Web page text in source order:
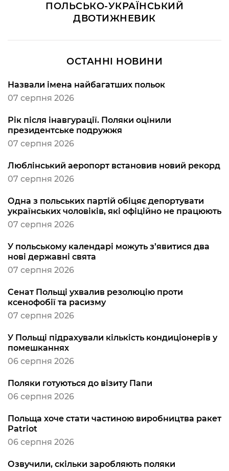
ПОЛЬСЬКО-УКРАЇНСЬКИЙ
ДВОТИЖНЕВИК
ОСТАННІ НОВИНИ
Назвали імена найбагатших польок
07 серпня 2026
Рік після інавгурації. Поляки оцінили
президентське подружжя
07 серпня 2026
Люблінський аеропорт встановив новий рекорд
07 серпня 2026
Одна з польських партій обіцяє депортувати
українських чоловіків, які офіційно не працюють
07 серпня 2026
У польському календарі можуть з’явитися два
нові державні свята
07 серпня 2026
Сенат Польщі ухвалив резолюцію проти
ксенофобії та расизму
07 серпня 2026
У Польщі підрахували кількість кондиціонерів у
помешканнях
06 серпня 2026
Поляки готуються до візиту Папи
06 серпня 2026
Польща хоче стати частиною виробництва ракет
Patriot
06 серпня 2026
Озвучили, скільки заробляють поляки